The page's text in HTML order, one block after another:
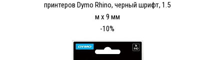
принтеров Dymo Rhino, черный шрифт, 1.5
м x 9 мм
-10%